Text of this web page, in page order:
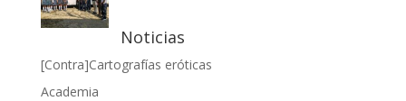
Noticias
[Contra]Cartografías eróticas
Academia